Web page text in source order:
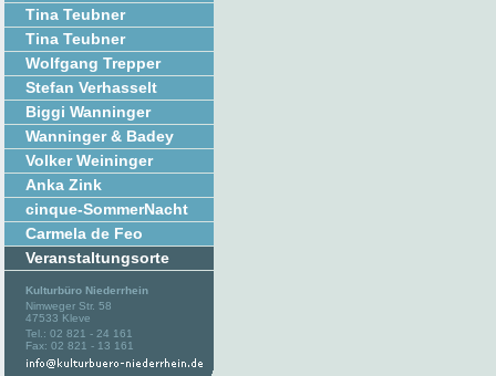
Tina Teubner
Tina Teubner
Wolfgang Trepper
Stefan Verhasselt
Biggi Wanninger
Wanninger & Badey
Volker Weininger
Anka Zink
cinque-SommerNacht
Carmela de Feo
Veranstaltungsorte
Kulturbüro Niederrhein
Nimweger Str. 58
47533 Kleve
Tel.: 02 821 - 24 161
Fax: 02 821 - 13 161